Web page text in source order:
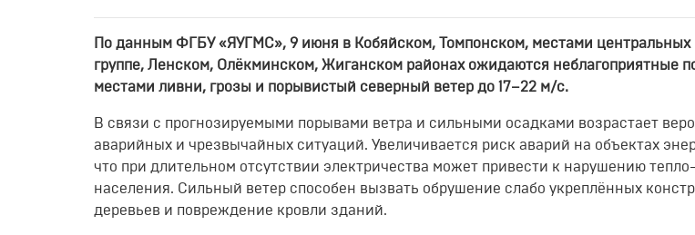
По данным ФГБУ «ЯУГМС», 9 июня в Кобяйском, Томпонском, местами центральных
группе, Ленском, Олёкминском, Жиганском районах ожидаются неблагоприятные
местами ливни, грозы и порывистый северный ветер до 17–22 м/с.
В связи с прогнозируемыми порывами ветра и сильными осадками возрастает
аварийных и чрезвычайных ситуаций. Увеличивается риск аварий на объектах
что при длительном отсутствии электричества может привести к нарушению
населения. Сильный ветер способен вызвать обрушение слабо укреплённых
деревьев и повреждение кровли зданий.